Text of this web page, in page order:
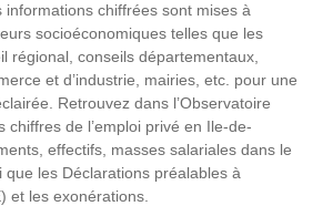
informations chiffrées sont mises à
socioéconomiques telles que les
régional, conseils départementaux,
et d’industrie, mairies, etc. pour une
Retrouvez dans l’Observatoire
chiffres de l’emploi privé en Ile-de-
effectifs, masses salariales dans le
que les Déclarations préalables à
et les exonérations.